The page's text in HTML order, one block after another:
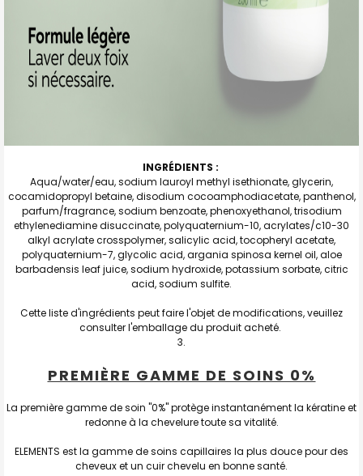
INGRÉDIENTS :
Aqua/water/eau, sodium lauroyl methyl isethionate, glycerin,
cocamidopropyl betaine, disodium cocoamphodiacetate, panthenol,
parfum/fragrance, sodium benzoate, phenoxyethanol, trisodium
ethylenediamine disuccinate, polyquaternium-10, acrylates/c10-30
alkyl acrylate crosspolymer, salicylic acid, tocopheryl acetate,
polyquaternium-7, glycolic acid, argania spinosa kernel oil, aloe
barbadensis leaf juice, sodium hydroxide, potassium sorbate, citric
acid, sodium sulfite.
Cette liste d'ingrédients peut faire l'objet de modifications, veuillez
consulter l'emballage du produit acheté.
PREMIÈRE GAMME DE SOINS 0%
La première gamme de soin "0%" protège instantanément la kératine et
redonne à la chevelure toute sa vitalité.
ELEMENTS est la gamme de soins capillaires la plus douce pour des
cheveux et un cuir chevelu en bonne santé.